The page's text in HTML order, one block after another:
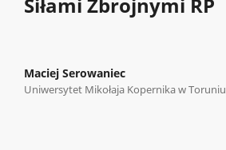
Maciej Serowaniec
Uniwersytet Mikołaja Kopernika w Toruniu